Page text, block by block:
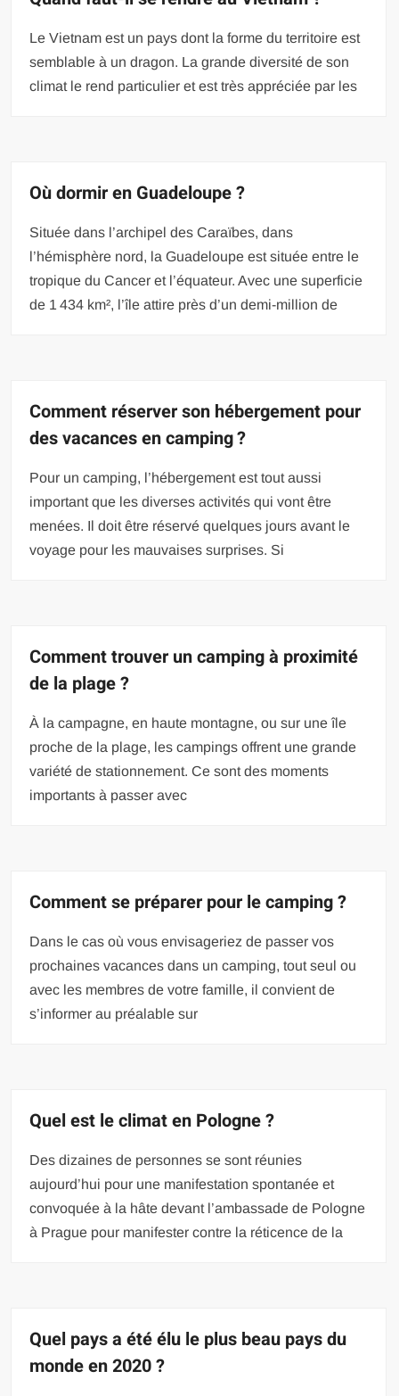
Le Vietnam est un pays dont la forme du territoire est
semblable à un dragon. La grande diversité de son
climat le rend particulier et est très appréciée par les
Où dormir en Guadeloupe ?
Située dans l’archipel des Caraïbes, dans
l’hémisphère nord, la Guadeloupe est située entre le
tropique du Cancer et l’équateur. Avec une superficie
de 1 434 km², l’île attire près d’un demi-million de
Comment réserver son hébergement pour
des vacances en camping ?
Pour un camping, l’hébergement est tout aussi
important que les diverses activités qui vont être
menées. Il doit être réservé quelques jours avant le
voyage pour les mauvaises surprises. Si
Comment trouver un camping à proximité
de la plage ?
À la campagne, en haute montagne, ou sur une île
proche de la plage, les campings offrent une grande
variété de stationnement. Ce sont des moments
importants à passer avec
Comment se préparer pour le camping ?
Dans le cas où vous envisageriez de passer vos
prochaines vacances dans un camping, tout seul ou
avec les membres de votre famille, il convient de
s’informer au préalable sur
Quel est le climat en Pologne ?
Des dizaines de personnes se sont réunies
aujourd’hui pour une manifestation spontanée et
convoquée à la hâte devant l’ambassade de Pologne
à Prague pour manifester contre la réticence de la
Quel pays a été élu le plus beau pays du
monde en 2020 ?